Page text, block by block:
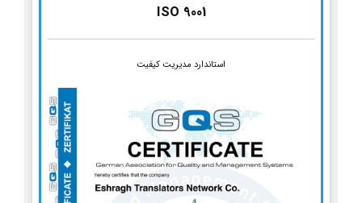
ISO 9001
استاندارد مدیریت کیفیت